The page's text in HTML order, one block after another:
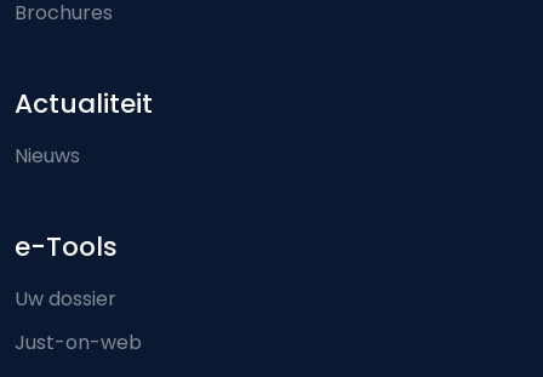
Brochures
Actualiteit
Nieuws
e-Tools
Uw dossier
Just-on-web